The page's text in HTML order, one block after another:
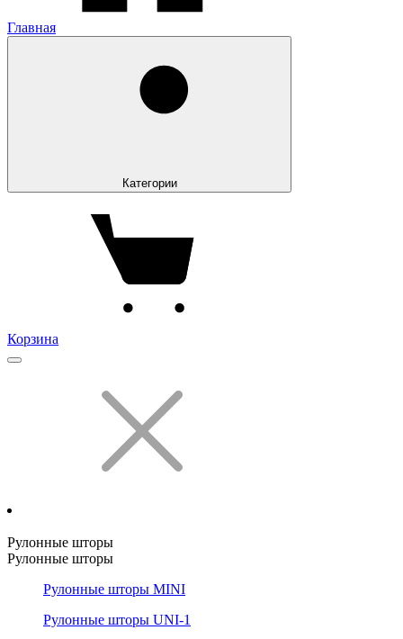
Главная
Категории
Корзина
Рулонные шторы
Рулонные шторы
Рулонные шторы MINI
Рулонные шторы UNI-1